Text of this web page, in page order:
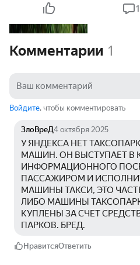
1
Комментарии 1
Войдите, чтобы комментировать
ЗлоВреД4 октября 2025
У ЯНДЕКСА НЕТ
МАШИН. ОН ВЫСТУПАЕТ В
ИНФОРМАЦИОННОГО
ПАССАЖИРОМ И
МАШИНЫ ТАКСИ, ЭТО
ЛИБО МАШИНЫ
КУПЛЕНЫ ЗА СЧЕТ
ПАРКОВ. БРЕД.
НравитсяОтветить